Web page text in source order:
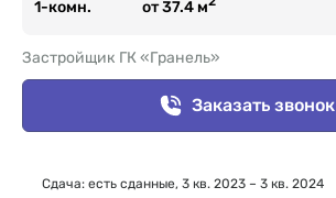
1-комн.
от 37.4 м
Застройщик ГК «Гранель»
Заказать звонок
Сдача: есть сданные, 3 кв. 2023 – 3 кв. 2024